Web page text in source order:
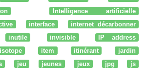
Intelligence artificielle
interface
internet décarbonner
inutile invisible
IP address
isotope item itinérant
jardin
jeu jeunes jeux jpg
js